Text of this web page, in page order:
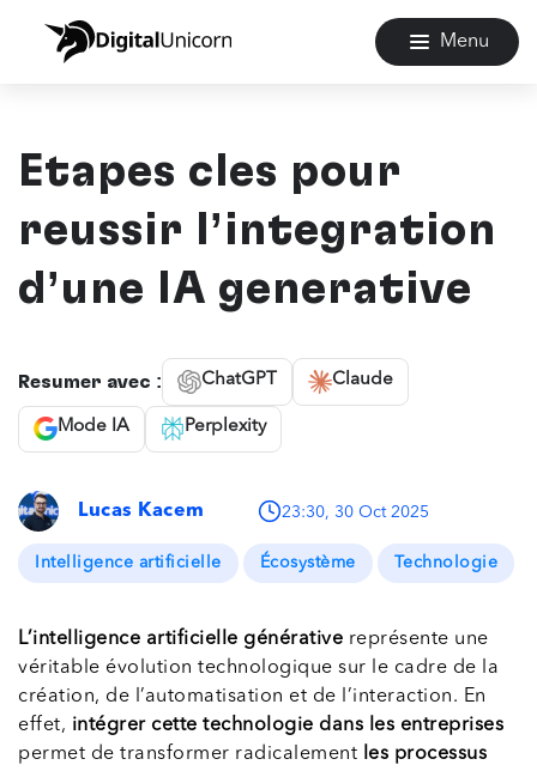
Menu
Étapes clés pour
réussir l’intégration
d’une IA générative
Résumer avec : ChatGPT Claude
Mode IA Perplexity
Lucas Kacem 23:30, 30 Oct 2025
Intelligence artificielle Écosystème Technologie
L’intelligence artificielle générative représente une
véritable évolution technologique sur le cadre de la
création, de l’automatisation et de l’interaction. En
effet, intégrer cette technologie dans les entreprises
permet de transformer radicalement
les processus